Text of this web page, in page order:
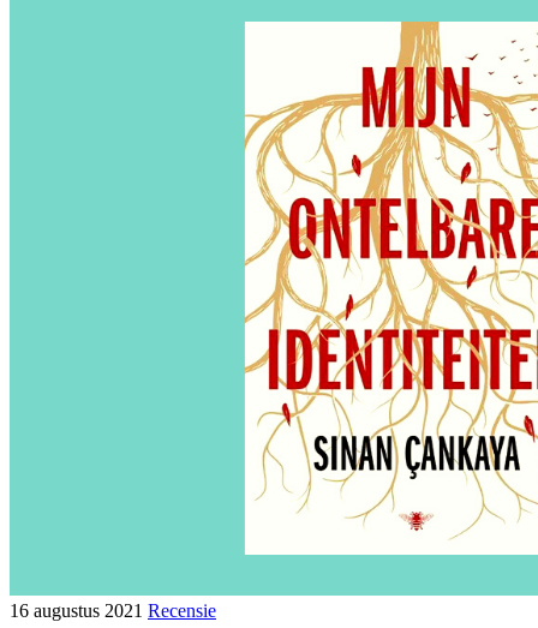
16 augustus 2021 Recensie